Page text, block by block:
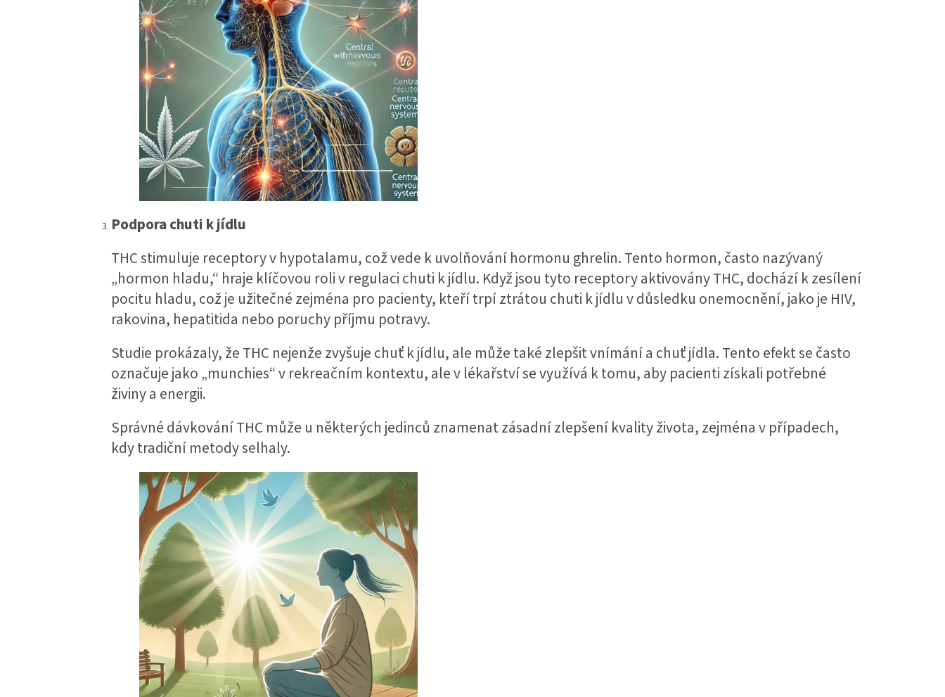
Podpora chuti k jídlu
THC stimuluje receptory v hypotalamu, což vede k uvolňování hormonu ghrelin. Tento hormon, často nazývaný
„hormon hladu,“ hraje klíčovou roli v regulaci chuti k jídlu. Když jsou tyto receptory aktivovány THC, dochází k zesílení
pocitu hladu, což je užitečné zejména pro pacienty, kteří trpí ztrátou chuti k jídlu v důsledku onemocnění, jako je HIV,
rakovina, hepatitida nebo poruchy příjmu potravy.
Studie prokázaly, že THC nejenže zvyšuje chuť k jídlu, ale může také zlepšit vnímání a chuť jídla. Tento efekt se často
označuje jako „munchies“ v rekreačním kontextu, ale v lékařství se využívá k tomu, aby pacienti získali potřebné
živiny a energii.
Správné dávkování THC může u některých jedinců znamenat zásadní zlepšení kvality života, zejména v případech,
kdy tradiční metody selhaly.